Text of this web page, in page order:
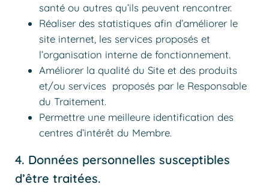
santé ou autres qu’ils peuvent rencontrer.
Réaliser des statistiques afin d’améliorer le
site internet, les services proposés et
l’organisation interne de fonctionnement.
Améliorer la qualité du Site et des produits
et/ou services proposés par le Responsable
du Traitement.
Permettre une meilleure identification des
centres d’intérêt du Membre.
4. Données personnelles susceptibles
d’être traitées.